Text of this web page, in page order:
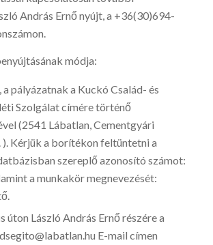
András Ernő nyújt, a +36(30)694-
módja:
a pályázatnak a Kuckó Család- és
Szolgálat címére történő
(2541 Lábatlan, Cementgyári
). Kérjük a borítékon feltüntetni a
szereplő azonosító számot:
a munkakör megnevezését:
úton László András Ernő részére a
E-mail címen